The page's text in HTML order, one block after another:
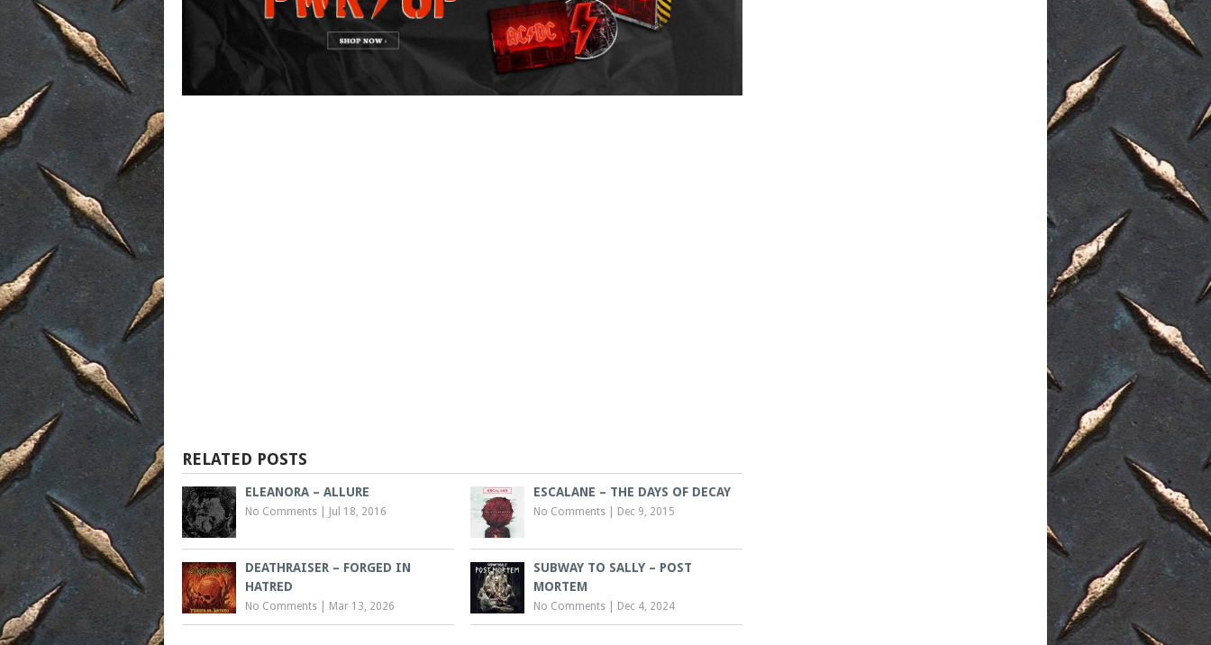
RELATED POSTS
ELEANORA – ALLURE
No Comments Jul 18, 2016
ESCALANE – THE DAYS OF DECAY
No Comments Dec 9, 2015
DEATHRAISER – FORGED IN
HATRED
No Comments Mar 13, 2026
SUBWAY TO SALLY – POST
MORTEM
No Comments Dec 4, 2024